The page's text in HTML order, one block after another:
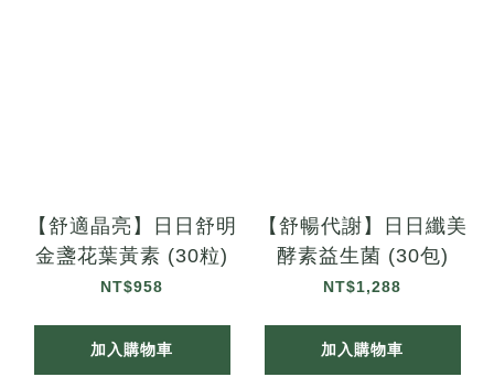
【舒適晶亮】日日舒明
金盞花葉黃素 (30粒)
NT$958
加入購物車
【舒暢代謝】日日纖美
酵素益生菌 (30包)
NT$1,288
加入購物車